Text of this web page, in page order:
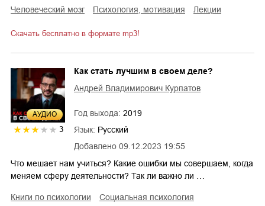
человеческий мозг
психология, мотивация лекции
Скачать бесплатно в формате mp3!
AУДИО
3
Добавлено 09.12.2023 19:55
Как стать лучшим в своем деле?
Андрей Владимирович Курпатов
Год выхода: 2019
Язык: Русский
Что мешает нам учиться? Какие ошибки мы совершаем, когда
меняем сферу деятельности? Так ли важно ли …
книги по психологии
социальная психология